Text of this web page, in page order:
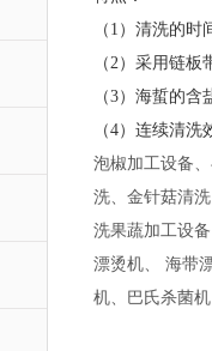
（1）清洗的
（2）采用链
（3）海蜇的
（4）连续清洗
泡椒加工设备
洗、金针菇清
洗果蔬加工设
漂烫机、 海带
机、巴氏杀菌